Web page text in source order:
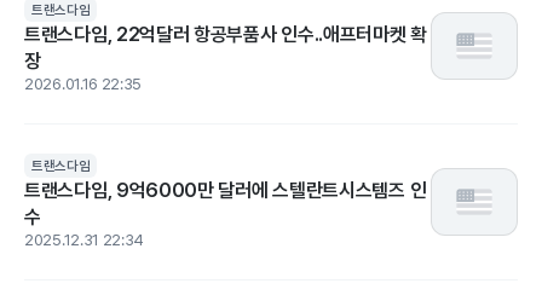
트랜스다임
트랜스다임, 22억달러 항공부품사 인수..애프터마켓 확
장
2026.01.16 22:35
트랜스다임
트랜스다임, 9억6000만 달러에 스텔란트시스템즈 인
수
2025.12.31 22:34